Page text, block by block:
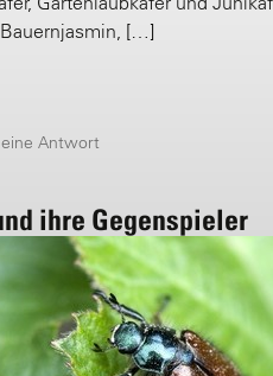
[…]
Antwort
ihre Gegenspieler